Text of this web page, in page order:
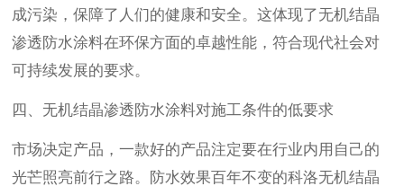
成污染，保障了人们的健康和安全。这体现了无机结晶
渗透防水涂料在环保方面的卓越性能，符合现代社会对
可持续发展的要求。
四、无机结晶渗透防水涂料对施工条件的低要求
市场决定产品，一款好的产品注定要在行业内用自己的
光芒照亮前行之路。防水效果百年不变的科洛无机结晶